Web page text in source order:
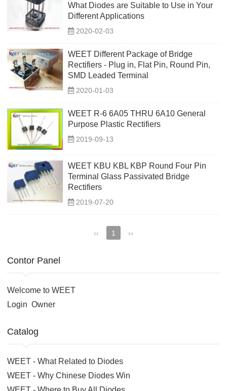
What Diodes are Suitable to Use in Your
Different Applications
2020-02-03
WEET Different Package of Bridge
Rectifiers - Plug in, Flat Pin, Round Pin,
SMD Leaded Terminal
2020-01-03
WEET R-6 6A05 THRU 6A10 General
Purpose Plastic Rectifiers
2019-09-13
WEET KBU KBL KBP Round Four Pin
Terminal Glass Passivated Bridge
Rectifiers
2019-07-20
‹‹ 1 ››
Contor Panel
Welcome to WEET
Login Owner
Catalog
WEET - What Related to Diodes
WEET - Why Chinese Diodes Win